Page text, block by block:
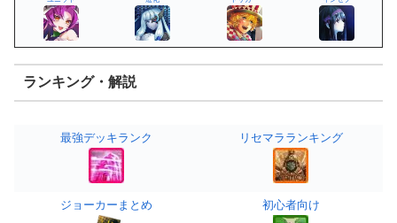
ランキング・解説
最強デッキランク リセマラランキング
ジョーカーまとめ 初心者向け